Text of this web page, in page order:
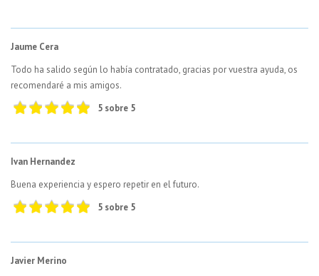
Jaume Cera
Todo ha salido según lo había contratado, gracias por vuestra ayuda, os
recomendaré a mis amigos.
5 sobre 5
Ivan Hernandez
Buena experiencia y espero repetir en el futuro.
5 sobre 5
Javier Merino